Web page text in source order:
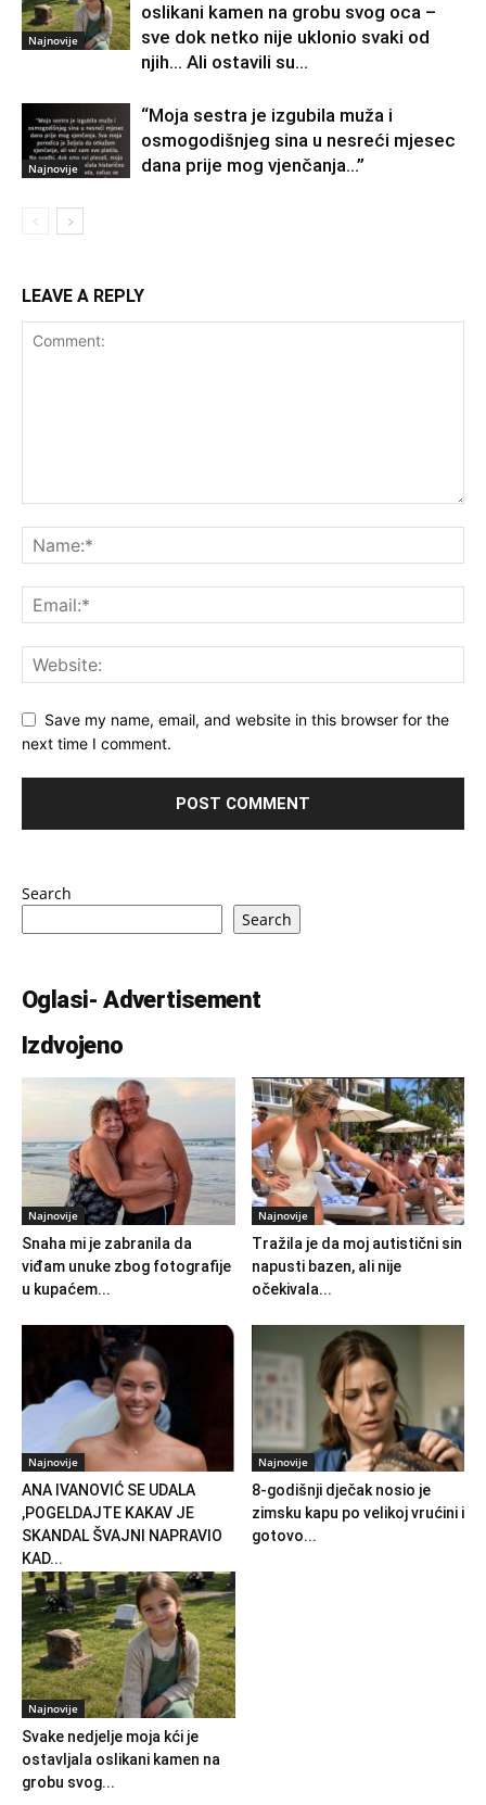
Najnovije
oslikani kamen na grobu svog oca –
sve dok netko nije uklonio svaki od
njih… Ali ostavili su...
Najnovije
“Moja sestra je izgubila muža i
osmogodišnjeg sina u nesreći mjesec
dana prije mog vjenčanja…”
LEAVE A REPLY
Save my name, email, and website in this browser for the
next time I comment.
Search
Search
Oglasi- Advertisement
Izdvojeno
Najnovije
Snaha mi je zabranila da
viđam unuke zbog fotografije
u kupaćem...
Najnovije
Tražila je da moj autistični sin
napusti bazen, ali nije
očekivala...
Najnovije
ANA IVANOVIĆ SE UDALA
,POGELDAJTE KAKAV JE
SKANDAL ŠVAJNI NAPRAVIO
KAD...
Najnovije
8-godišnji dječak nosio je
zimsku kapu po velikoj vrućini i
gotovo...
Najnovije
Svake nedjelje moja kći je
ostavljala oslikani kamen na
grobu svog...